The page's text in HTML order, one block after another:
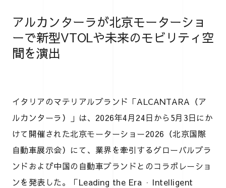
アルカンターラが北京モーターショ
ーで新型VTOLや未来のモビリティ空
間を演出
イタリアのマテリアルブランド「ALCANTARA（ア
ルカンターラ）」は、2026年4月24日から5月3日にか
けて開催された北京モーターショー2026（北京国際
自動車展示会）にて、業界を牽引するグローバルブラ
ンドおよび中国の自動車ブランドとのコラボレーショ
ンを発表した。「Leading the Era · Intelligent